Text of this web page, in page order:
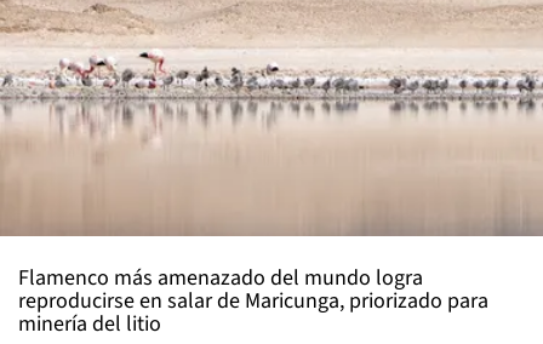
Flamenco más amenazado del mundo logra
reproducirse en salar de Maricunga, priorizado para
minería del litio